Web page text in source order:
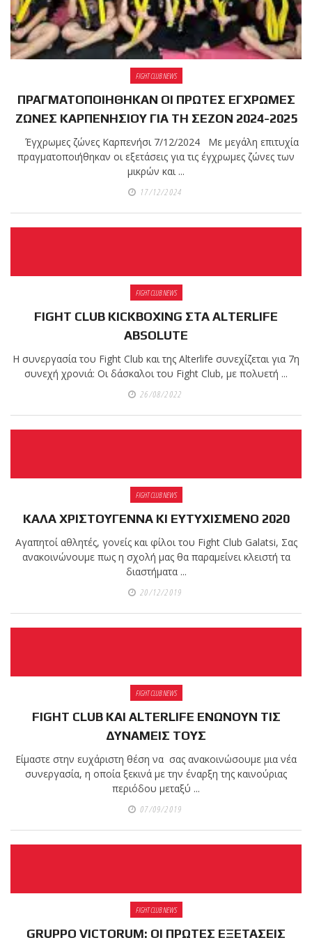
FIGHT CLUB NEWS
ΠΡΑΓΜΑΤΟΠΟΙΗΘΗΚΑΝ ΟΙ ΠΡΩΤΕΣ ΕΓΧΡΩΜΕΣ
ΖΩΝΕΣ ΚΑΡΠΕΝΗΣΙΟΥ ΓΙΑ ΤΗ ΣΕΖΟΝ 2024-2025
Έγχρωμες ζώνες Καρπενήσι 7/12/2024 Με μεγάλη επιτυχία
πραγματοποιήθηκαν οι εξετάσεις για τις έγχρωμες ζώνες των
μικρών και ...
17/12/2024
FIGHT CLUB NEWS
FIGHT CLUB KICKBOXING ΣΤΑ ALTERLIFE
ABSOLUTE
Η συνεργασία του Fight Club και της Alterlife συνεχίζεται για 7η
συνεχή χρονιά: Οι δάσκαλοι του Fight Club, με πολυετή ...
26/08/2022
FIGHT CLUB NEWS
ΚΑΛΑ ΧΡΙΣΤΟΥΓΕΝΝΑ ΚΙ ΕΥΤΥΧΙΣΜΕΝΟ 2020
Αγαπητοί αθλητές, γονείς και φίλοι του Fight Club Galatsi, Σας
ανακοινώνουμε πως η σχολή μας θα παραμείνει κλειστή τα
διαστήματα ...
20/12/2019
FIGHT CLUB NEWS
FIGHT CLUB ΚΑΙ ALTERLIFE ΕΝΩΝΟΥΝ ΤΙΣ
ΔΥΝΑΜΕΙΣ ΤΟΥΣ
Είμαστε στην ευχάριστη θέση να σας ανακοινώσουμε μια νέα
συνεργασία, η οποία ξεκινά με την έναρξη της καινούριας
περιόδου μεταξύ ...
07/09/2019
FIGHT CLUB NEWS
GRUPPO VICTORUM: ΟΙ ΠΡΩΤΕΣ ΕΞΕΤΑΣΕΙΣ